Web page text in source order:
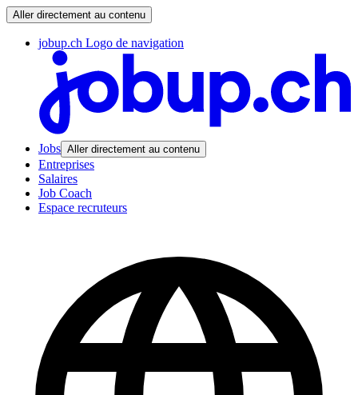
Aller directement au contenu
jobup.ch Logo de navigation
Jobs Aller directement au contenu
Entreprises
Salaires
Job Coach
Espace recruteurs